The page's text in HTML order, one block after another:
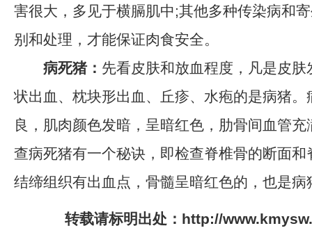
害很大，多见于横膈肌中;其他多种传染病和
别和处理，才能保证肉食安全。
病死猪： 先看皮肤和放血程度，凡是皮
状出血、枕块形出血、丘疹、水疱的是病猪。
良，肌肉颜色发暗，呈暗红色，肋骨间血管
查病死猪有一个秘诀，即检查脊椎骨的断面和
结缔组织有出血点，骨髓呈暗红色的，也是病
转载请标明出处：http://